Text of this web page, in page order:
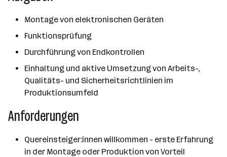
Montage von elektronischen Geräten
Funktionsprüfung
Durchführung von Endkontrollen
Einhaltung und aktive Umsetzung von Arbeits-,
Qualitäts- und Sicherheitsrichtlinien im
Produktionsumfeld
Anforderungen
Quereinsteiger:innen willkommen - erste Erfahrung
in der Montage oder Produktion von Vorteil